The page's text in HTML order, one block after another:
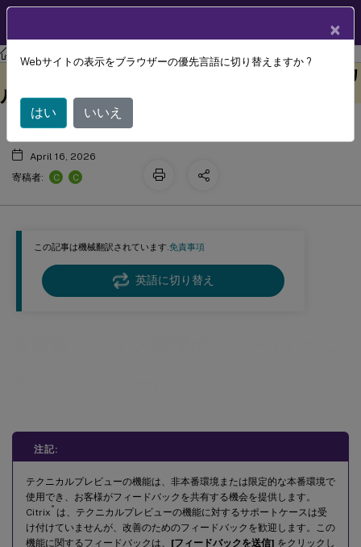
Citrix Endpoint Management
この記事は機械翻訳されています.免責事項
英語に切り替え
注記:
テクニカルプレビューの機能は、非本番環境または限定的な本番環境で
使用でき、お客様がフィードバックを共有する機会を提供します。
Citrix ®
は、テクニカルプレビューの機能に対するサポートケースは受
け付けていませんが、改善のためのフィードバックを歓迎します。この
機能に関するフィードバックは、 [フィードバックを送信] をクリックし
宣言型デバイス管理ポリシー (テクニカ
ルプレビュー)
April 16, 2026
寄稿者:
C C
×
Webサイトの表示をブラウザーの優先言語に切り替えますか ?
はい いいえ